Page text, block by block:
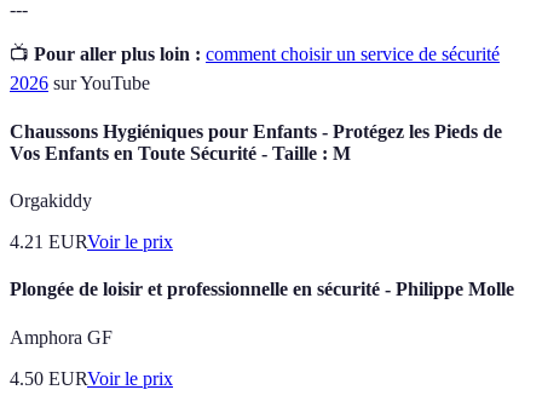
---
📺 Pour aller plus loin : comment choisir un service de sécurité
2026 sur YouTube
Chaussons Hygiéniques pour Enfants - Protégez les Pieds de
Vos Enfants en Toute Sécurité - Taille : M
Orgakiddy
4.21 EURVoir le prix
Plongée de loisir et professionnelle en sécurité - Philippe Molle
Amphora GF
4.50 EURVoir le prix